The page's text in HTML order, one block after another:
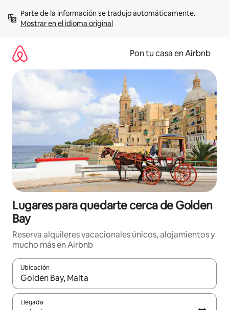
contenidoMostrar en el idioma original
Pon tu casa en Airbnb
Lugares para quedarte cerca de Golden
Bay
Reserva alquileres vacacionales únicos, alojamientos y
mucho más en Airbnb
Ubicación
Cuando los resultados estén disponibles, navega con las
Llegada